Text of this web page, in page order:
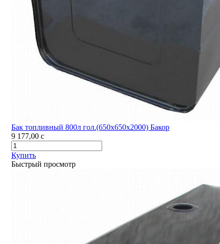
Бак топливный 800л гол.(650х650х2000) Бакор
9 177,00 c
Купить
Быстрый просмотр